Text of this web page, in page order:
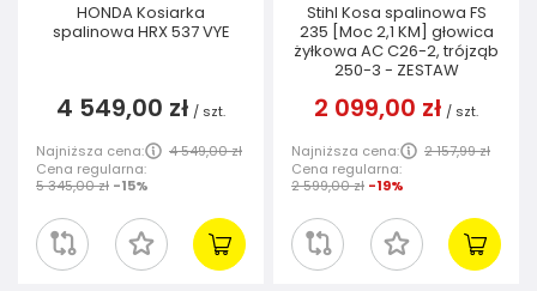
HONDA Kosiarka
spalinowa HRX 537 VYE
4 549,00 zł / szt.
Najniższa cena:
4 549,00 zł
Cena regularna:
5 345,00 zł -15%
Stihl Kosa spalinowa FS
235 [Moc 2,1 KM] głowica
żyłkowa AC C26-2, trójząb
250-3 - ZESTAW
2 099,00 zł / szt.
Najniższa cena:
2 157,99 zł
Cena regularna:
2 599,00 zł -19%